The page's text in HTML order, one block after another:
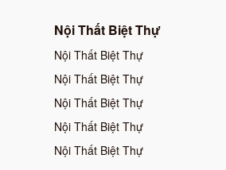
Nội Thất Biệt Thự
Nội Thất Biệt Thự
Nội Thất Biệt Thự
Nội Thất Biệt Thự
Nội Thất Biệt Thự
Nội Thất Biệt Thự